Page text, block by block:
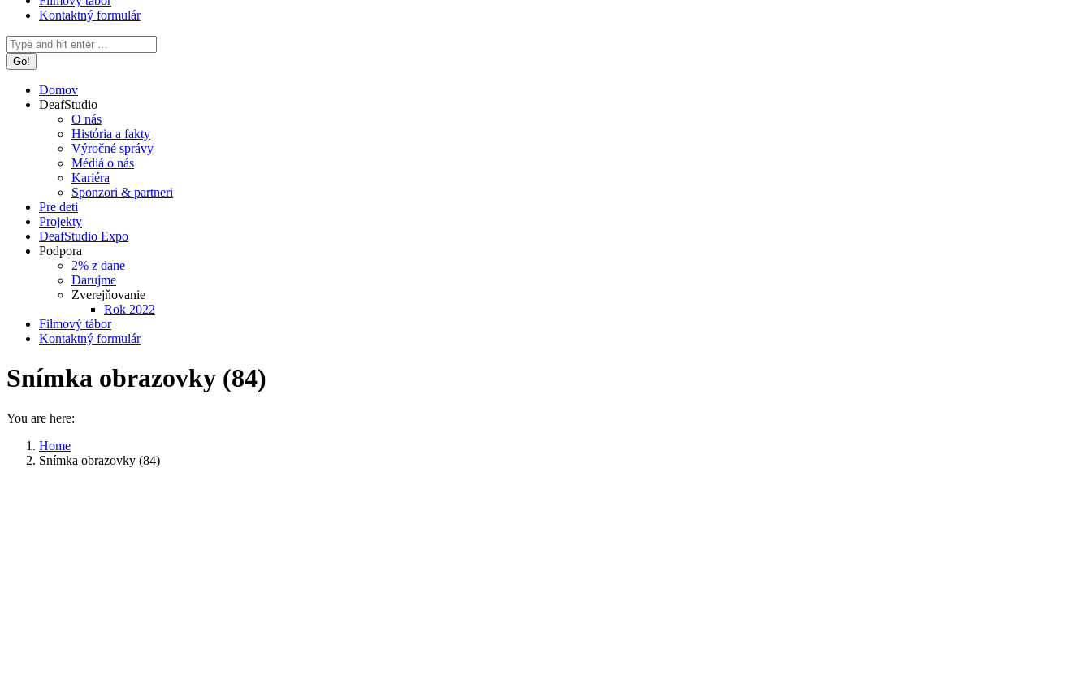
Kontaktný formulár
Search:
Domov
DeafStudio
O nás
História a fakty
Výročné správy
Médiá o nás
Kariéra
Sponzori & partneri
Pre deti
Projekty
DeafStudio Expo
Podpora
2% z dane
Darujme
Zverejňovanie
Rok 2022
Filmový tábor
Kontaktný formulár
Snímka obrazovky (84)
You are here:
Home
Snímka obrazovky (84)